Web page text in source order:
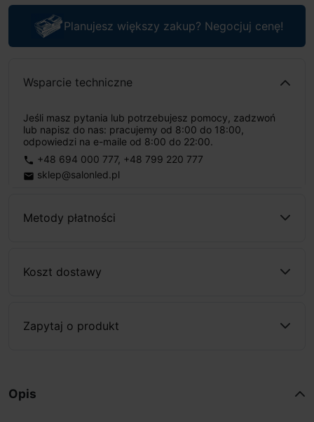
Planujesz większy zakup? Negocjuj cenę!
Wsparcie techniczne
Jeśli masz pytania lub potrzebujesz pomocy, zadzwoń
lub napisz do nas: pracujemy od 8:00 do 18:00,
odpowiedzi na e-maile od 8:00 do 22:00.
phone +48 694 000 777, +48 799 220 777
email sklep@salonled.pl
Metody płatności
Koszt dostawy
Zapytaj o produkt
Opis